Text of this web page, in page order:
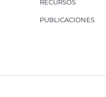
RECURSOS
PUBLICACIONES